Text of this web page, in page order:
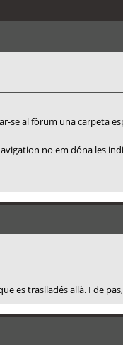
se al fòrum una carpeta
no em dóna les
es traslladés allà. I de